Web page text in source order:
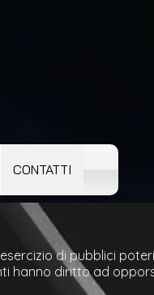
CONTATTI
di pubblici
hanno diritto ad